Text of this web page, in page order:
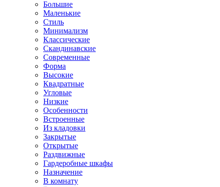
Большие
Маленькие
Стиль
Минимализм
Классические
Скандинавские
Современные
Форма
Высокие
Квадратные
Угловые
Низкие
Особенности
Встроенные
Из кладовки
Закрытые
Открытые
Раздвижные
Гардеробные шкафы
Назначение
В комнату